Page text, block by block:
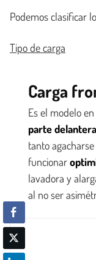
Podemos clasificar
Tipo de carga
Carga
Es el modelo
parte delantera
tanto
funcionar
lavadora y
al no ser